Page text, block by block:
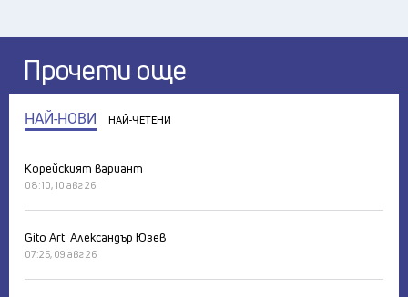
Прочети още
НАЙ-НОВИ НАЙ-ЧЕТЕНИ
Корейският вариант
08:10, 10 авг 26
Gito Art: Александър Юзев
07:25, 09 авг 26